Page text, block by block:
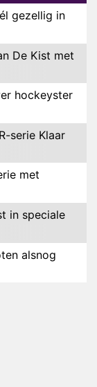
gezellig in
De Kist met
hockeyster
serie Klaar
met
in speciale
alsnog